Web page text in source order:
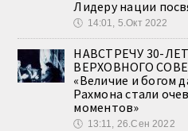
Лидеру нации
🕔 14:01, 5.Окт 2022
НАВСТРЕЧУ 30-
ВЕРХОВНОГО
«Величие и богом
Рахмона стали
моментов»
🕔 13:11, 26.Сен 2022